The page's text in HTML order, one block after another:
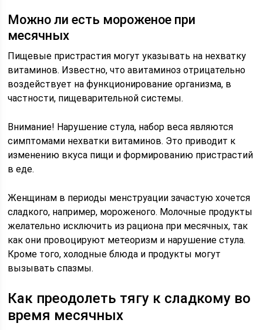
Можно ли есть мороженое при
месячных
Пищевые пристрастия могут указывать на нехватку
витаминов. Известно, что авитаминоз отрицательно
воздействует на функционирование организма, в
частности, пищеварительной системы.
Внимание! Нарушение стула, набор веса являются
симптомами нехватки витаминов. Это приводит к
изменению вкуса пищи и формированию пристрастий
в еде.
Женщинам в периоды менструации зачастую хочется
сладкого, например, мороженого. Молочные продукты
желательно исключить из рациона при месячных, так
как они провоцируют метеоризм и нарушение стула.
Кроме того, холодные блюда и продукты могут
вызывать спазмы.
Как преодолеть тягу к сладкому во
время месячных